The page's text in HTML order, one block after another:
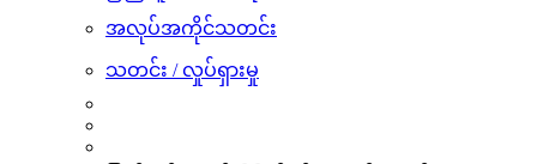
အလုပ်အကိုင်သတင်း
သတင်း / လှုပ်ရှားမှု